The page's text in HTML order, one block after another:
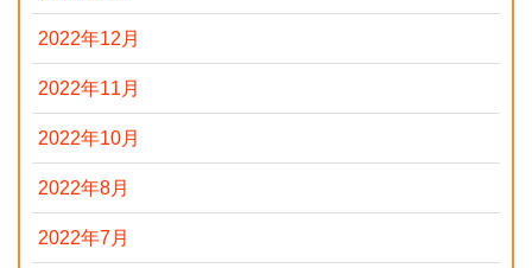
2022年12月
2022年11月
2022年10月
2022年8月
2022年7月